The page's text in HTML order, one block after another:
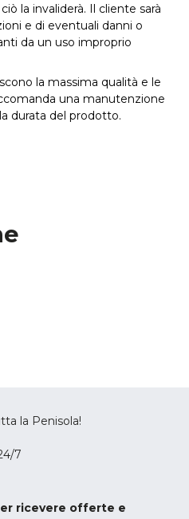
la invaliderà. Il cliente sarà
e di eventuali danni o
da un uso improprio
la massima qualità e le
una manutenzione
durata del prodotto.
la Penisola!
7
ricevere offerte e